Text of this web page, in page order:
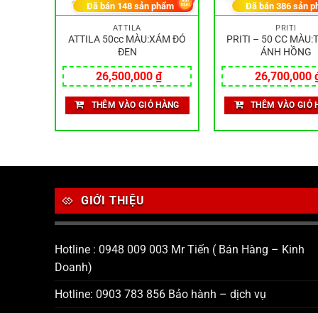
ATTILA
ATTILA 50cc MÀU:XÁM ĐỎ
ĐEN
26,500,000₫
Đã bán 148sản phẩm
THÊM VÀO GIỎ HÀNG
PRITI
PRITI – 50 CC
ÁNH HỒNG
26,700,000
Đã bán 386sản
THÊM VÀO GIỎ
GIỚI THIỆU
Hotline : 0948 009 003 Mr Tiến ( Bán Hàng – Kinh
Doanh)
Hotline: 0903 783 856 Bảo hành – dịch vụ